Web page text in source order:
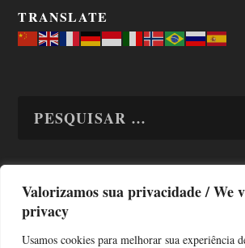
Valorizamos sua privacidade / We
privacy
Usamos cookies para melhorar sua experiência
TRANSLATE
TODAS OS ASSUNTOS